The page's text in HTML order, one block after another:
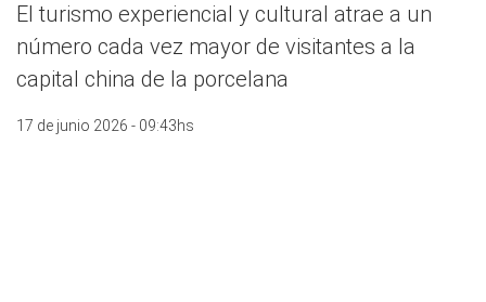
El turismo experiencial y cultural atrae a un
número cada vez mayor de visitantes a la
capital china de la porcelana
17 de junio 2026 - 09:43hs